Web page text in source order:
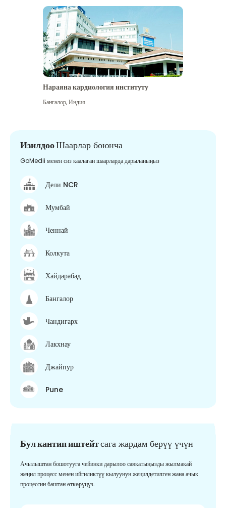
Нараяна кардиология институту
Бангалор,Индия
ИзилдөөШаарлар боюнча
GoMedii менен сиз каалаган шаарларда дарыланыңыз
Дели NCR
Мумбай
Ченнай
Колкута
Хайдарабад
Бангалор
Чандигарх
Лакхнау
Джайпур
Pune
Бул кантип иштейтсага жардам берүү үчүн
Ачылыштан бошотууга чейинки дарылоо саякатыңызды жылмакай
жеңил процесс менен ийгиликтүү кылуунун жеңилдетилген жана ачык
процессин баштан өткөрүңүз.